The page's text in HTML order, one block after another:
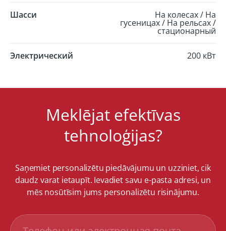
Шасси На колесах / На
гусеницах / На рельсах /
стационарный
Электрический 200 кВт
Meklējat efektīvas
tehnoloģijas?
Saņemiet personalizētu piedāvājumu un uzziniet, cik
daudz varat ietaupīt. Ievadiet savu e-pasta adresi, un
mēs nosūtīsim jums personalizētu risinājumu.